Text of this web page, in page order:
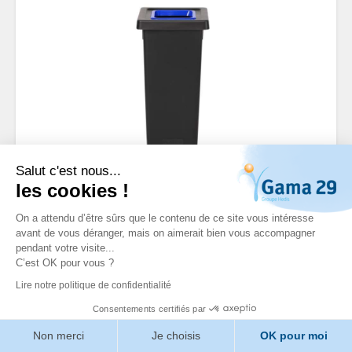
Salut c'est nous...
les cookies !
On a attendu d’être sûrs que le contenu de ce site vous intéresse
avant de vous déranger, mais on aimerait bien vous accompagner
pendant votre visite...
C’est OK pour vous ?
Lire notre politique de confidentialité
Consentements certifiés par
Non merci Je choisis OK pour moi
POUBELLE ECOGREEN
50L NOIRE INSERT BLEU
FIT
Référence: 140209 / 537780
Poubelle rectangulaire avec couvercle à ouverture
centrale qui évite le contact et réduit les risques de
contamination croisée.